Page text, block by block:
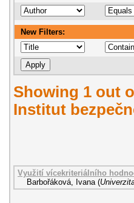
New Filters:
Showing 1 out
Institut
Využití vícekriteriálního
Barbořáková, Ivana (